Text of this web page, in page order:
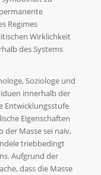
Regimes
Wirklichkeit
des Systems
Soziologe und
innerhalb der
Entwicklungsstufe
Eigenschaften
der Masse sei naiv,
triebbedingt
Aufgrund der
dass die Masse